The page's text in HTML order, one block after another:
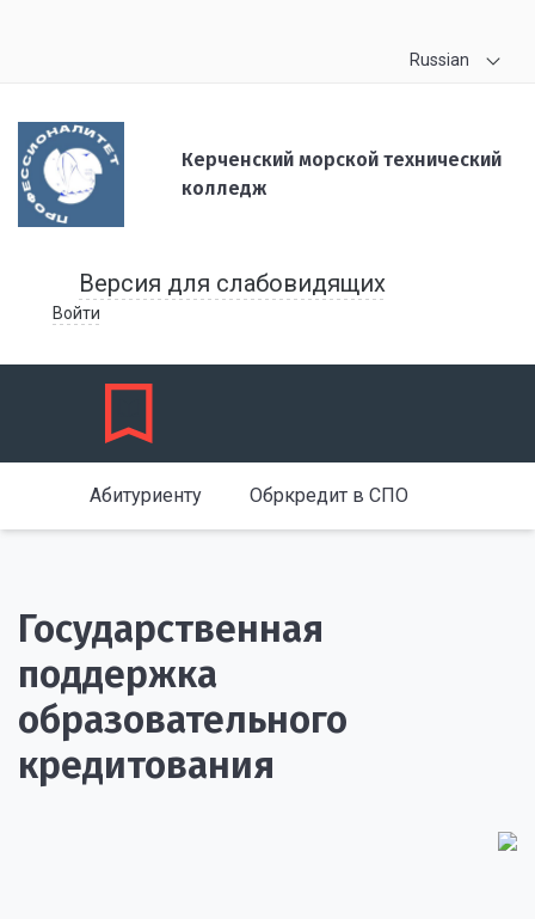
Russian
Керченский морской технический
колледж
Версия для слабовидящих
Войти
Абитуриенту Обркредит в СПО
Государственная
поддержка
образовательного
кредитования